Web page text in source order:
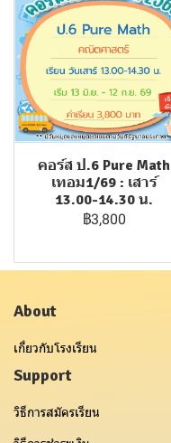
คอร์ส ป.6 Pure Math
เทอม1/69 : เสาร์
13.00-14.30 น.
฿3,800
About
เกี่ยวกับโรงเรียน
Support
วิธีการสมัครเรียน